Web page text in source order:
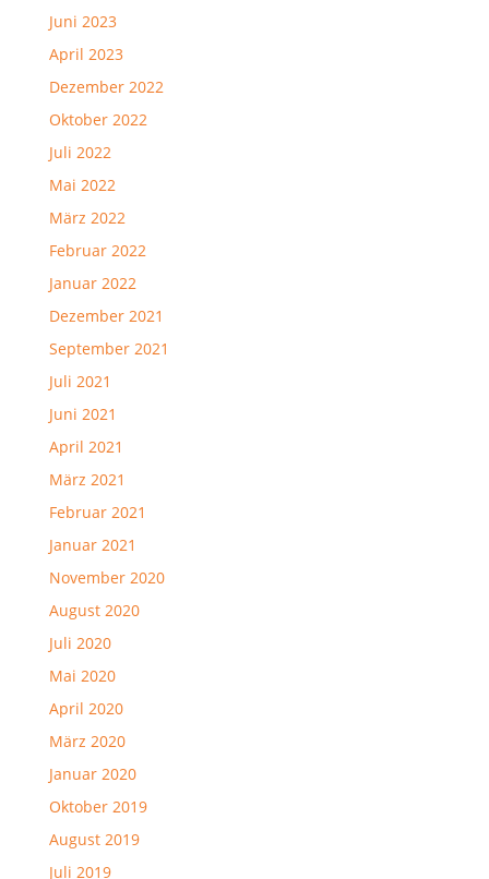
Juni 2023
April 2023
Dezember 2022
Oktober 2022
Juli 2022
Mai 2022
März 2022
Februar 2022
Januar 2022
Dezember 2021
September 2021
Juli 2021
Juni 2021
April 2021
März 2021
Februar 2021
Januar 2021
November 2020
August 2020
Juli 2020
Mai 2020
April 2020
März 2020
Januar 2020
Oktober 2019
August 2019
Juli 2019